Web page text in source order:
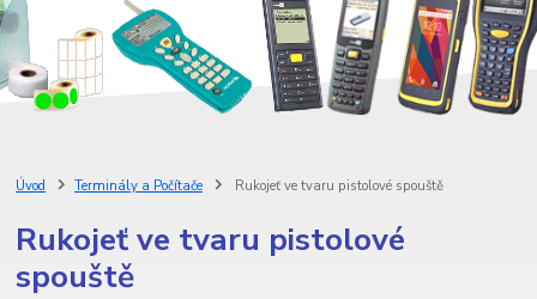
Úvod Terminály a Počítače Rukojeť ve tvaru pistolové spouště
Rukojeť ve tvaru pistolové
spouště